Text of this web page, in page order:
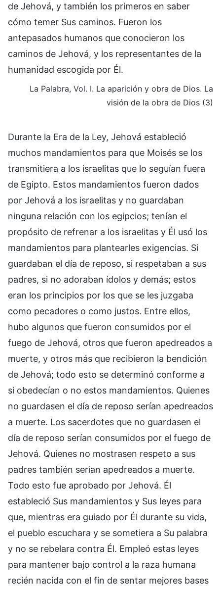
de Jehová, y también los primeros en saber
cómo temer Sus caminos. Fueron los
antepasados humanos que conocieron los
caminos de Jehová, y los representantes de la
humanidad escogida por Él.
La Palabra, Vol. I. La aparición y obra de Dios. La
visión de la obra de Dios (3)
Durante la Era de la Ley, Jehová estableció
muchos mandamientos para que Moisés se los
transmitiera a los israelitas que lo seguían fuera
de Egipto. Estos mandamientos fueron dados
por Jehová a los israelitas y no guardaban
ninguna relación con los egipcios; tenían el
propósito de refrenar a los israelitas y Él usó los
mandamientos para plantearles exigencias. Si
guardaban el día de reposo, si respetaban a sus
padres, si no adoraban ídolos y demás; estos
eran los principios por los que se les juzgaba
como pecadores o como justos. Entre ellos,
hubo algunos que fueron consumidos por el
fuego de Jehová, otros que fueron apedreados a
muerte, y otros más que recibieron la bendición
de Jehová; todo esto se determinó conforme a
si obedecían o no estos mandamientos. Quienes
no guardasen el día de reposo serían apedreados
a muerte. Los sacerdotes que no guardasen el
día de reposo serían consumidos por el fuego de
Jehová. Quienes no mostrasen respeto a sus
padres también serían apedreados a muerte.
Todo esto fue aprobado por Jehová. Él
estableció Sus mandamientos y Sus leyes para
que, mientras era guiado por Él durante su vida,
el pueblo escuchara y se sometiera a Su palabra
y no se rebelara contra Él. Empleó estas leyes
para mantener bajo control a la raza humana
recién nacida con el fin de sentar mejores bases